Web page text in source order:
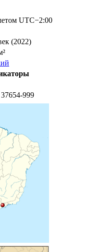
UTC−2:00
(2022)
999